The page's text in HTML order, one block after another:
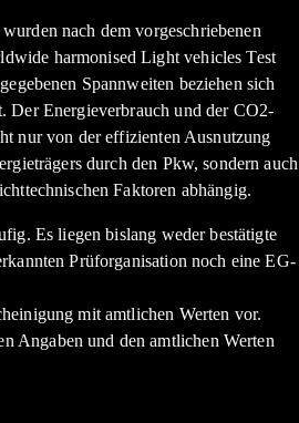
nach dem vorgeschriebenen
harmonised Light vehicles Test
Spannweiten beziehen sich
Der Energieverbrauch und der CO2-
nur von der effizienten Ausnutzung
durch den Pkw, sondern auch
Faktoren abhängig.
Es liegen bislang weder bestätigte
Prüforganisation noch eine EG-
mit amtlichen Werten vor.
Angaben und den amtlichen Werten